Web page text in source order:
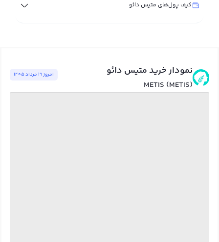
کیف پول‌های متیس دائو
نمودار خرید متیس دائو
METIS (METIS)
امروز ١٩ مرداد ١٤٠٥